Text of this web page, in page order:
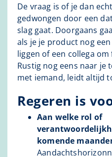
De vraag is of je dan
gedwongen door een
slag gaat. Doorgaans
als je je product nog
liggen of een collega
Rustig nog eens naar je
met iemand, leidt altijd
Regeren is
Aan welke rol of
komende